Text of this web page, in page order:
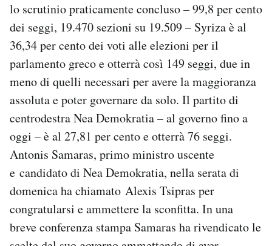
lo scrutinio praticamente concluso – 99,8 per cento
dei seggi, 19.470 sezioni su 19.509 – Syriza è al
36,34 per cento dei voti alle elezioni per il
parlamento greco e otterrà così 149 seggi, due in
meno di quelli necessari per avere la maggioranza
assoluta e poter governare da solo. Il partito di
centrodestra Nea Demokratia – al governo fino a
oggi – è al 27,81 per cento e otterrà 76 seggi.
Antonis Samaras, primo ministro uscente
e candidato di Nea Demokratia, nella serata di
domenica ha chiamato Alexis Tsipras per
congratularsi e ammettere la sconfitta. In una
breve conferenza stampa Samaras ha rivendicato le